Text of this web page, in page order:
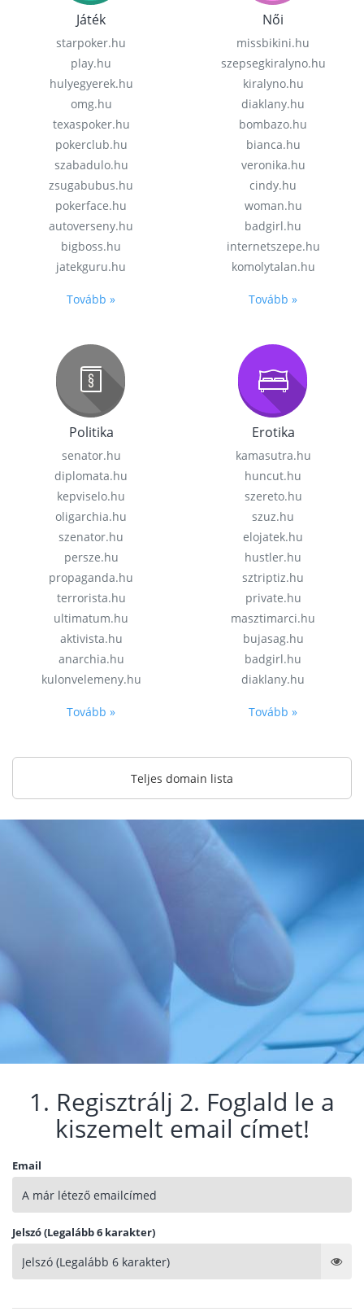
Játék
starpoker.hu
play.hu
hulyegyerek.hu
omg.hu
texaspoker.hu
pokerclub.hu
szabadulo.hu
zsugabubus.hu
pokerface.hu
autoverseny.hu
bigboss.hu
jatekguru.hu
Tovább »
Női
missbikini.hu
szepsegkiralyno.hu
kiralyno.hu
diaklany.hu
bombazo.hu
bianca.hu
veronika.hu
cindy.hu
woman.hu
badgirl.hu
internetszepe.hu
komolytalan.hu
Tovább »
Politika
senator.hu
diplomata.hu
kepviselo.hu
oligarchia.hu
szenator.hu
persze.hu
propaganda.hu
terrorista.hu
ultimatum.hu
aktivista.hu
anarchia.hu
kulonvelemeny.hu
Tovább »
Erotika
kamasutra.hu
huncut.hu
szereto.hu
szuz.hu
elojatek.hu
hustler.hu
sztriptiz.hu
private.hu
masztimarci.hu
bujasag.hu
badgirl.hu
diaklany.hu
Tovább »
Teljes domain lista
1. Regisztrálj 2. Foglald le a
kiszemelt email címet!
Email
Jelszó (Legalább 6 karakter)